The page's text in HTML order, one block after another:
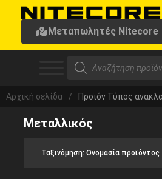
Μεταπωλητές Nitecore
Αρχική σελίδα / Προϊόν Τύπος
Μεταλλικός